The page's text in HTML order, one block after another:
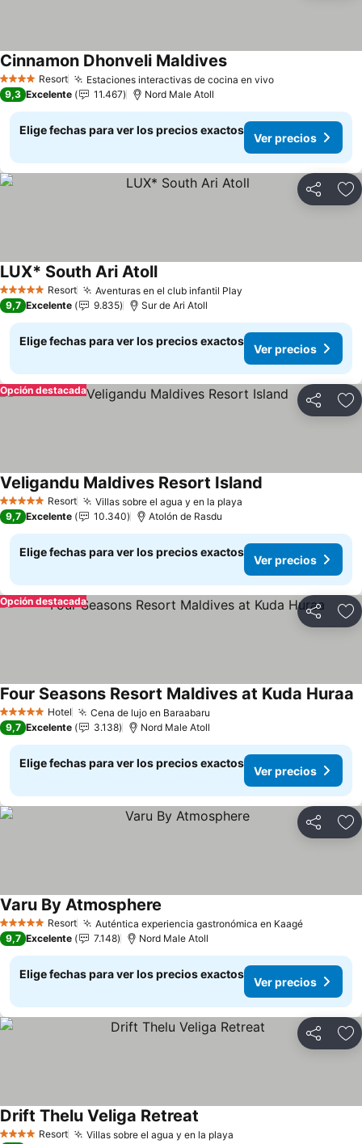
4 EstrellasResort Estaciones interactivas de cocina en vivoVer precios
Cinnamon Dhonveli MaldivesVer precios
9,3 Excelente 11.467 Nord Male Atoll
Elige fechas para ver los precios exactos
Ver precios
Compartir
5 Estrellas Resort Aventuras en el club infantil Play
LUX* South Ari AtollVer precios
9,7 Excelente 9.835 Sur de Ari Atoll
Elige fechas para ver los precios exactos
Ver precios
Compartir
Opción destacada
5 Estrellas Resort Villas sobre el agua y en la playa
Veligandu Maldives Resort Island
9,7 Excelente 10.340 Atolón de Rasdu
Elige fechas para ver los precios exactos
Ver precios
Compartir
Opción destacada
5 Estrellas Hotel Cena de lujo en Baraabaru
Four Seasons Resort Maldives at Kuda Huraa
9,7 Excelente 3.138 Nord Male Atoll
Elige fechas para ver los precios exactos
Ver precios
Compartir
5 Estrellas Resort Auténtica experiencia gastronómica en KaagéVer
Varu By Atmosphere
9,7 Excelente 7.148 Nord Male Atoll
Elige fechas para ver los precios exactos
Ver precios
Compartir
4 EstrellasResort Villas sobre el agua y en la playa
Drift Thelu Veliga Retreat